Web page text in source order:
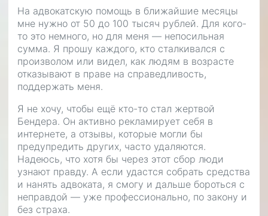
На адвокатскую помощь в ближайшие месяцы
мне нужно от 50 до 100 тысяч рублей. Для кого-
то это немного, но для меня — непосильная
сумма. Я прошу каждого, кто сталкивался с
произволом или видел, как людям в возрасте
отказывают в праве на справедливость,
поддержать меня.
Я не хочу, чтобы ещё кто-то стал жертвой
Бендера. Он активно рекламирует себя в
интернете, а отзывы, которые могли бы
предупредить других, часто удаляются.
Надеюсь, что хотя бы через этот сбор люди
узнают правду. А если удастся собрать средства
и нанять адвоката, я смогу и дальше бороться с
неправдой — уже профессионально, по закону и
без страха.